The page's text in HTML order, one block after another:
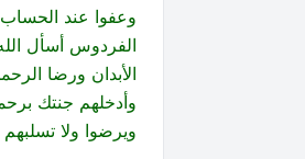
وعفوا عند
الفردوس أسأل
الأبدان ورضا
وأدخلهم جنتك
ويرضوا ولا